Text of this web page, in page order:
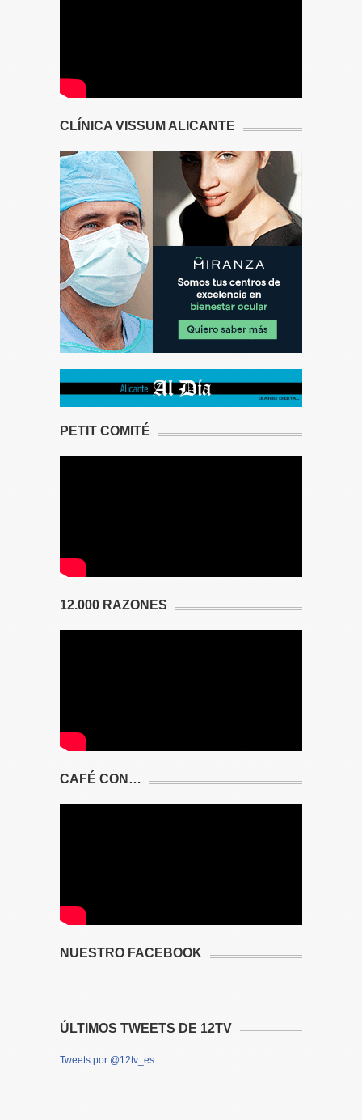
CLÍNICA VISSUM ALICANTE
PETIT COMITÉ
12.000 RAZONES
CAFÉ CON…
NUESTRO FACEBOOK
ÚLTIMOS TWEETS DE 12TV
Tweets por @12tv_es